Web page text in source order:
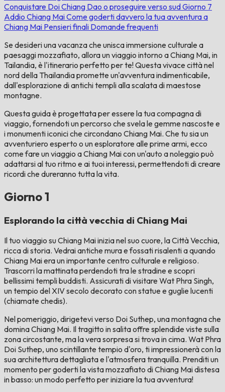
Conquistare Doi Chiang Dao o proseguire verso sudGiorno 7
Addio Chiang MaiCome goderti davvero la tua avventura a
Chiang Mai Pensieri finali Domande frequenti
Se desideri una vacanza che unisca immersione culturale a
paesaggi mozzafiato, allora un viaggio intorno a Chiang Mai, in
Tailandia, è l'itinerario perfetto per te! Questa vivace città nel
nord della Thailandia promette un'avventura indimenticabile,
dall'esplorazione di antichi templi alla scalata di maestose
montagne.
Questa guida è progettata per essere la tua compagna di
viaggio, fornendoti un percorso che svela le gemme nascoste e
i monumenti iconici che circondano Chiang Mai. Che tu sia un
avventuriero esperto o un esploratore alle prime armi, ecco
come fare un viaggio a Chiang Mai con un'auto a noleggio può
adattarsi al tuo ritmo e ai tuoi interessi, permettendoti di creare
ricordi che dureranno tutta la vita.
Giorno 1
Esplorando la città vecchia di Chiang Mai
Il tuo viaggio su Chiang Mai inizia nel suo cuore, la Città Vecchia,
ricca di storia. Vedrai antiche mura e fossati risalenti a quando
Chiang Mai era un importante centro culturale e religioso.
Trascorri la mattinata perdendoti tra le stradine e scopri
bellissimi templi buddisti. Assicurati di visitare Wat Phra Singh,
un tempio del XIV secolo decorato con statue e guglie lucenti
(chiamate chedis).
Nel pomeriggio, dirigetevi verso Doi Suthep, una montagna che
domina Chiang Mai. Il tragitto in salita offre splendide viste sulla
zona circostante, ma la vera sorpresa si trova in cima. Wat Phra
Doi Suthep, uno scintillante tempio d'oro, ti impressionerà con la
sua architettura dettagliata e l'atmosfera tranquilla. Prenditi un
momento per goderti la vista mozzafiato di Chiang Mai distesa
in basso: un modo perfetto per iniziare la tua avventura!